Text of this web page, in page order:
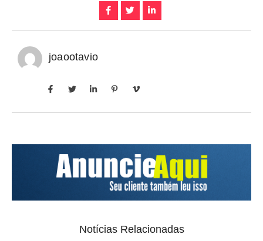
joaootavio
Notícias Relacionadas